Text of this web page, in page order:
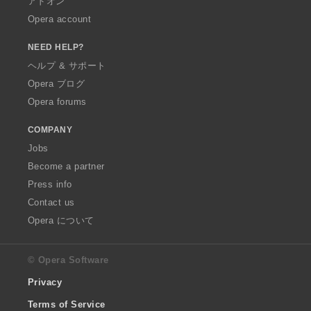
Opera account
NEED HELP?
ヘルプ & サポート
Opera ブログ
Opera forums
COMPANY
Jobs
Become a partner
Press info
Contact us
Opera について
© Opera Software
Privacy
Terms of Service